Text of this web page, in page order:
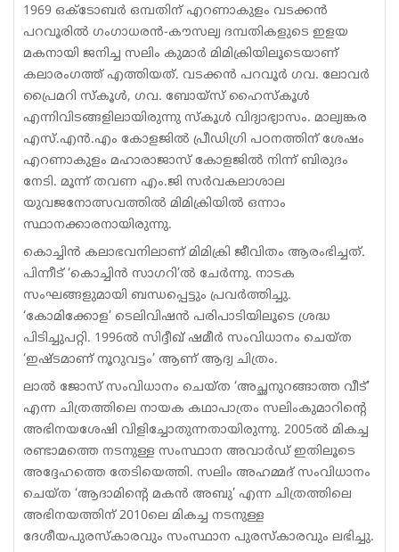
1969 ഒക്ടോബർ ഒമ്പതിന് എറണാകുളം വടക്കൻ
പറവൂരിൽ ഗംഗാധരൻ-കൗസല്യ ദമ്പതികളുടെ ഇളയ
മകനായി ജനിച്ച സലിം കുമാർ മിമിക്രിയിലൂടെയാണ്​
കലാരംഗത്ത്​ എത്തിയത്​. വടക്കൻ പറവൂർ ഗവ. ലോവർ
പ്രൈമറി സ്കൂൾ, ഗവ. ബോയ്സ് ഹൈസ്കൂൾ
എന്നിവിടങ്ങളിലായിരുന്നു സ്കൂൾ വിദ്യാഭ്യാസം. മാല്യങ്കര
എസ്.എൻ.എം കോളജിൽ പ്രീഡിഗ്രി പഠനത്തിന്​ ശേഷം
എറണാകുളം മഹാരാജാസ് കോളജിൽ നിന്ന്​ ബിരുദം
നേടി. മൂന്ന്​ തവണ എം.ജി സർവകലാശാല
യുവജനോത്സവത്തിൽ മി​​മി​​ക്രി​​യി​​ൽ ഒന്നാം
സ്ഥാനക്കാരനായിരുന്നു.
കൊച്ചിൻ കലാഭവനിലാണ് മിമിക്രി ജീവിതം ആരംഭിച്ചത്​.
പിന്നീട് ‘കൊച്ചിൻ സാഗറി’ൽ ചേർന്നു. നാടക
സംഘങ്ങളുമായി ബന്ധപ്പെട്ടും പ്രവർത്തിച്ചു.
‘കോമിക്കോള’ ടെലിവിഷൻ പരിപാടിയിലൂടെ ശ്രദ്ധ
പിടിച്ചുപറ്റി. 1996ൽ സിദ്ദീഖ്​ ഷമീർ സംവിധാനം ചെയ്ത
‘ഇഷ്ടമാണ്​ നൂറുവട്ടം’ ആണ്​ ആദ്യ ചിത്രം.
ലാൽ ജോസ് സംവിധാനം ചെയ്ത ‘അച്ഛനുറങ്ങാത്ത വീട്’
എന്ന ചിത്രത്തിലെ നായക കഥാപാത്രം സലിംകുമാറിന്റെ
അഭിനയശേഷി വിളിച്ചോതുന്നതായിരുന്നു. 2005ൽ മികച്ച
രണ്ടാമത്തെ നടനുള്ള സംസ്ഥാന അവാർഡ്​ ഇതിലൂടെ
അദ്ദേഹത്തെ തേടിയെത്തി. സലിം അഹമ്മദ്​ സംവിധാനം
ചെയ്ത ‘ആദാമിന്റെ മകൻ അബു’ എന്ന ചിത്രത്തിലെ
അഭിനയത്തിന്​ 2010ലെ മികച്ച നടനുള്ള
ദേശീയപുരസ്കാരവും സംസ്ഥാന പുരസ്കാരവും ലഭിച്ചു.